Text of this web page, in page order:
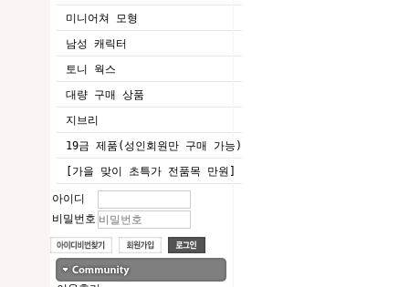
미니어쳐 모형
남성 캐릭터
토니 웍스
대량 구매 상품
지브리
19금 제품(성인회원만 구매 가능)
[가을 맞이 초특가 전품목 만원]
아이디
비밀번호